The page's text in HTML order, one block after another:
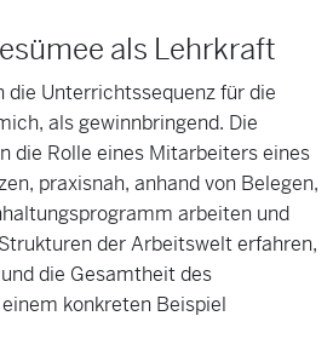
als Lehrkraft
die Unterrichtssequenz für die
als gewinnbringend. Die
die Rolle eines Mitarbeiters eines
praxisnah, anhand von Belegen,
arbeiten und
der Arbeitswelt erfahren,
die Gesamtheit des
konkreten Beispiel